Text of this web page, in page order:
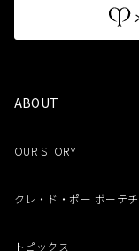
ABOUT
OUR STORY
クレ・ド・ポー ボーテ
トピックス